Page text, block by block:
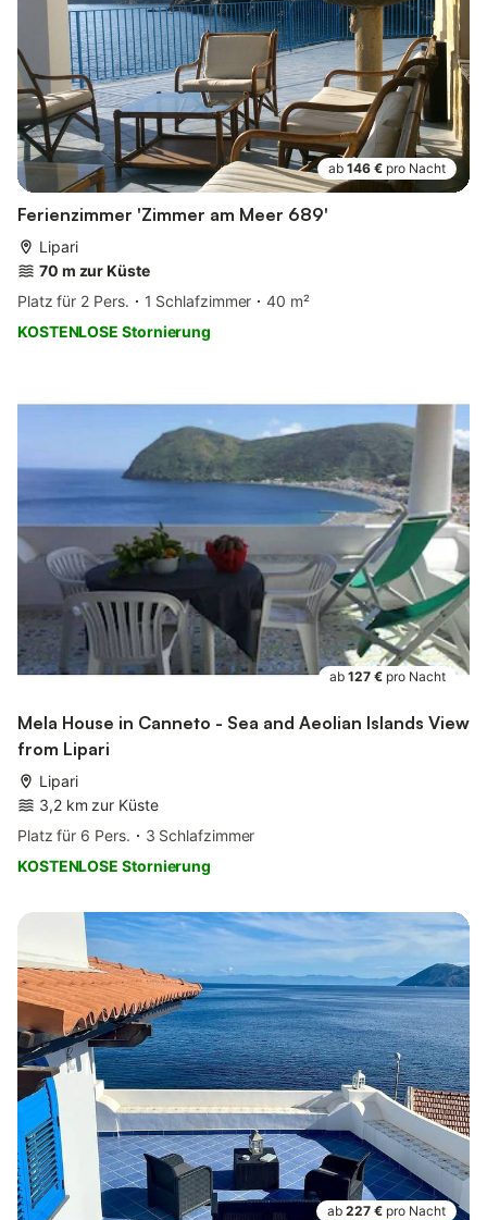
ab 146 € pro Nacht
Ferienzimmer 'Zimmer am Meer 689'
Lipari
70 m zur Küste
Platz für 2 Pers.
1 Schlafzimmer
40 m²
KOSTENLOSE Stornierung
ab 127 € pro Nacht
Mela House in Canneto - Sea and Aeolian Islands View
from Lipari
Lipari
3,2 km zur Küste
Platz für 6 Pers.
3 Schlafzimmer
KOSTENLOSE Stornierung
ab 227 € pro Nacht